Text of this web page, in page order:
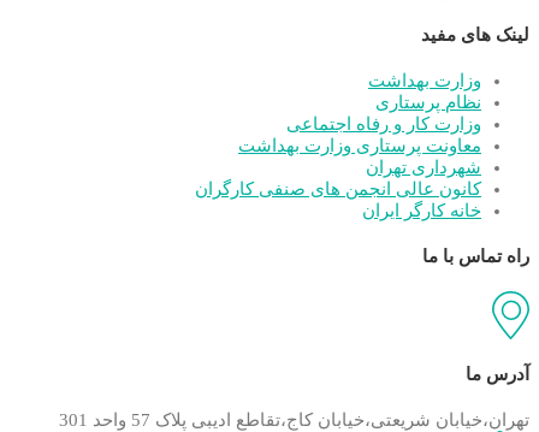
لینک های مفید
وزارت بهداشت
نظام پرستاری
وزارت کار و رفاه اجتماعی
معاونت پرستاری وزارت بهداشت
شهرداری تهران
کانون عالی انجمن های صنفی کارگران
خانه کارگر ایران
راه تماس با ما
آدرس ما
تهران،خیابان شریعتی،خیابان کاج،تقاطع ادیبی پلاک 57 واحد 301